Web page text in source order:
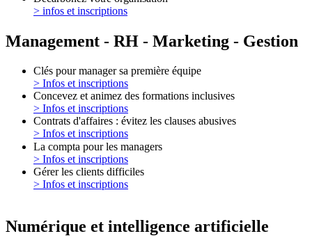
> infos et inscriptions
Management - RH - Marketing - Gestion
Clés pour manager sa première équipe
> Infos et inscriptions
Concevez et animez des formations inclusives
> Infos et inscriptions
Contrats d'affaires : évitez les clauses abusives
> Infos et inscriptions
La compta pour les managers
> Infos et inscriptions
Gérer les clients difficiles
> Infos et inscriptions
Numérique et intelligence artificielle